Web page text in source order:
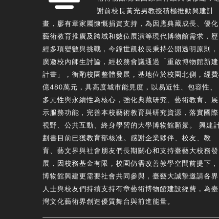
謝前校長黃光男教授積極推動興建計
畫，廖有章家屬慷慨捐資支持，為因應典藏成長、優化
藝術教育推廣及跨域和數位展演等現代博物館需求，歷
經多項變數與挑戰，今鐘世凱校長秉持公開透明原則，
廣邀校內師生討論，經校務會議通過「重啟博物館新建
計畫」，衡酌校園整體發展，基地位於校園北側，經
億480萬元，具高度城市能見度，以易近性、包容性、
多元性與永續性為核心，強化典藏研究、藝術教育、展
示服務功能，完善本校藝術教育與研究資源，落實國際
視野、公共互動、終身學習的大學博物館願景。 興建
劃書目前已獲教育部核准。感謝企業夥伴、校友、教
育、藝文界與社會朋友們長期關心和支持臺藝大校務發
展，因校務基金有限，校園仍需改善教學空間前提下，
博物館興建更需要社會共同參與，臺藝大誠摯邀請各界
人士與校友們持續支持有章藝術博物館建設經費，為臺
灣文化藝術界創造優質舞台與前進能量。